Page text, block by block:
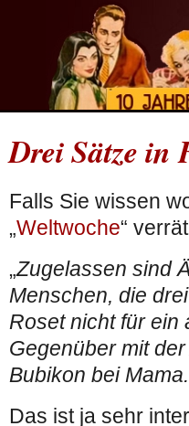
Drei Sätze in
Falls Sie wissen
„Weltwoche“
„Zugelassen sind
Menschen, die
Roset nicht für ein
Gegenüber mit
Bubikon bei Mama.
Das ist ja sehr